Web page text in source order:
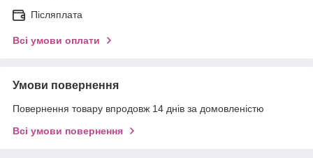
Післяплата
Всі умови оплати
Умови повернення
Повернення товару впродовж 14 днів за домовленістю
Всі умови повернення